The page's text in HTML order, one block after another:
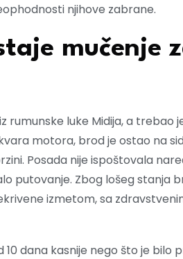
njihove zabrane.
mučenje
rumunske luke Midija, a trebao
motora, brod je ostao na
Posada nije ispoštovala
putovanje. Zbog lošeg stanja
izmetom, sa
dana kasnije nego što je bilo